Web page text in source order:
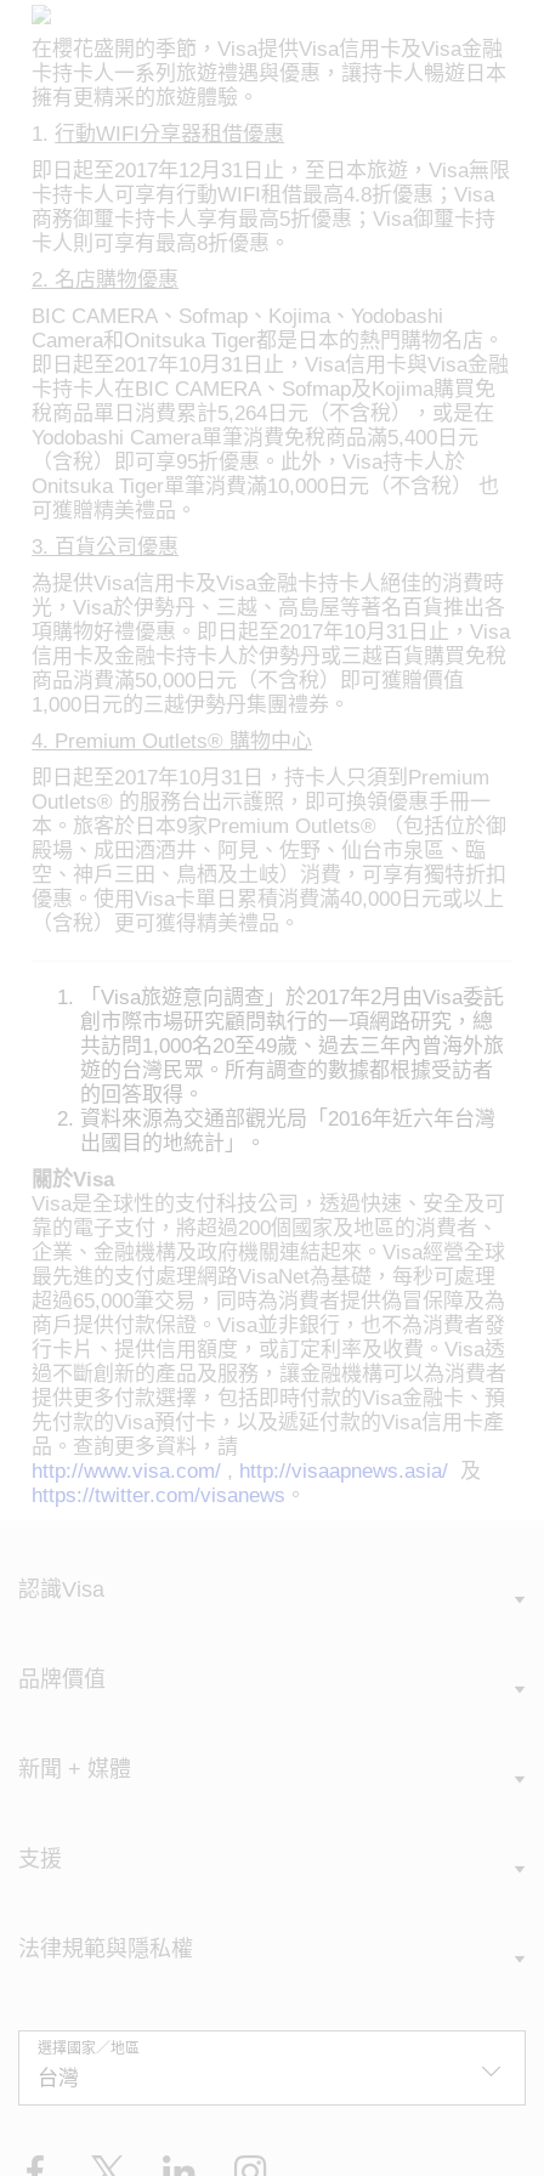
在櫻花盛開的季節，Visa提供Visa信用卡及Visa金融
卡持卡人一系列旅遊禮遇與優惠，讓持卡人暢遊日本
擁有更精采的旅遊體驗。
1. 行動WIFI分享器租借優惠
即日起至2017年12月31日止，至日本旅遊，Visa無限
卡持卡人可享有行動WIFI租借最高4.8折優惠；Visa
商務御璽卡持卡人享有最高5折優惠；Visa御璽卡持
卡人則可享有最高8折優惠。
2. 名店購物優惠
BIC CAMERA、Sofmap、Kojima、Yodobashi
Camera和Onitsuka Tiger都是日本的熱門購物名店。
即日起至2017年10月31日止，Visa信用卡與Visa金融
卡持卡人在BIC CAMERA、Sofmap及Kojima購買免
稅商品單日消費累計5,264日元（不含稅），或是在
Yodobashi Camera單筆消費免稅商品滿5,400日元
（含稅）即可享95折優惠。此外，Visa持卡人於
Onitsuka Tiger單筆消費滿10,000日元（不含稅） 也
可獲贈精美禮品。
3. 百貨公司優惠
為提供Visa信用卡及Visa金融卡持卡人絕佳的消費時
光，Visa於伊勢丹、三越、高島屋等著名百貨推出各
項購物好禮優惠。即日起至2017年10月31日止，Visa
信用卡及金融卡持卡人於伊勢丹或三越百貨購買免稅
商品消費滿50,000日元（不含稅）即可獲贈價值
1,000日元的三越伊勢丹集團禮券。
4. Premium Outlets® 購物中心
即日起至2017年10月31日，持卡人只須到Premium
Outlets® 的服務台出示護照，即可換領優惠手冊一
本。旅客於日本9家Premium Outlets® （包括位於御
殿場、成田酒酒井、阿見、佐野、仙台市泉區、臨
空、神戶三田、鳥栖及土岐）消費，可享有獨特折扣
優惠。使用Visa卡單日累積消費滿40,000日元或以上
（含稅）更可獲得精美禮品。
「Visa旅遊意向調查」於2017年2月由Visa委託
創市際市場研究顧問執行的一項網路研究，總
共訪問1,000名20至49歲、過去三年內曾海外旅
遊的台灣民眾。所有調查的數據都根據受訪者
的回答取得。
資料來源為交通部觀光局「2016年近六年台灣
出國目的地統計」。
關於Visa
Visa是全球性的支付科技公司，透過快速、安全及可
靠的電子支付，將超過200個國家及地區的消費者、
企業、金融機構及政府機關連結起來。Visa經營全球
最先進的支付處理網路VisaNet為基礎，每秒可處理
超過65,000筆交易，同時為消費者提供偽冒保障及為
商戶提供付款保證。Visa並非銀行，也不為消費者發
行卡片、提供信用額度，或訂定利率及收費。Visa透
過不斷創新的產品及服務，讓金融機構可以為消費者
提供更多付款選擇，包括即時付款的Visa金融卡、預
先付款的Visa預付卡，以及遞延付款的Visa信用卡產
品。查詢更多資料，請
http://www.visa.com/ , http://visaapnews.asia/ 及
https://twitter.com/visanews 。
認識Visa
品牌價值
新聞 + 媒體
支援
法律規範與隱私權
選擇國家／地區
Facebook LinkedIn